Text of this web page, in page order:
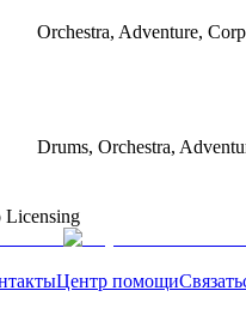
Orchestra, Adventure,
Drums, Orchestra,
Licensing
Центр помощи